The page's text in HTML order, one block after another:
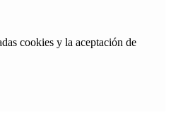
cookies y la aceptación de